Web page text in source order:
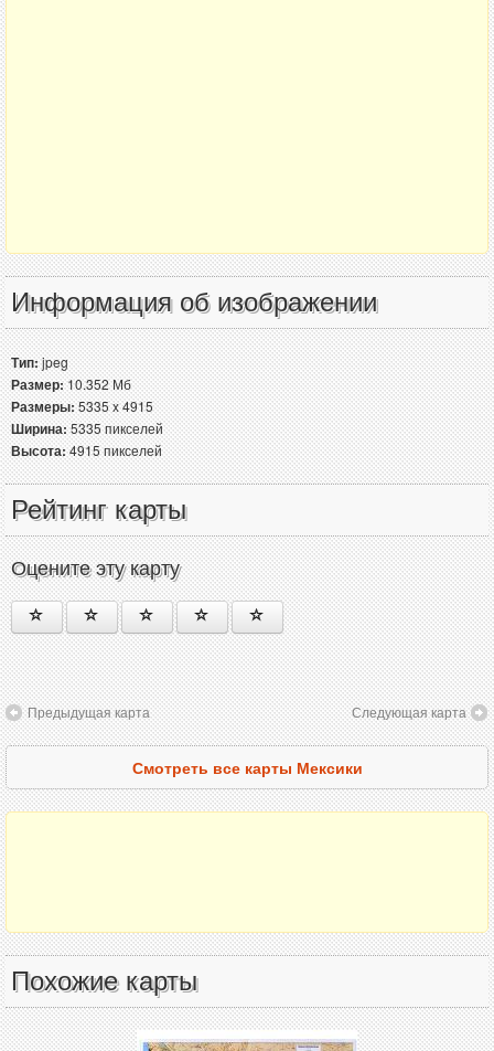
Информация об изображении
Тип:jpeg
Размер:10.352 Мб
Размеры:5335 x 4915
Ширина:5335 пикселей
Высота:4915 пикселей
Рейтинг карты
Оцените эту карту
Предыдущая карта Следующая карта
Смотреть все карты Мексики
Похожие карты